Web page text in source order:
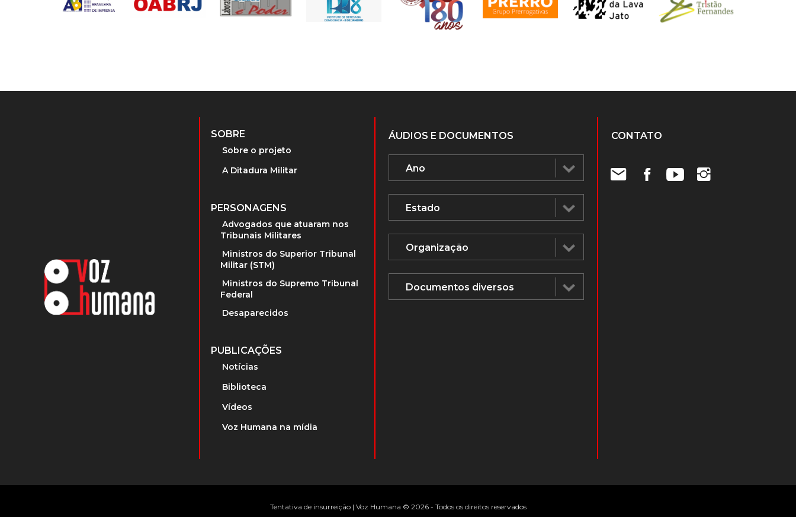
SOBRE
Sobre o projeto
A Ditadura Militar
PERSONAGENS
Advogados que atuaram nos
Tribunais Militares
Ministros do Superior Tribunal
Militar (STM)
Ministros do Supremo Tribunal
Federal
Desaparecidos
PUBLICAÇÕES
Notícias
Biblioteca
Vídeos
Voz Humana na mídia
ÁUDIOS E DOCUMENTOS CONTATO
Tentativa de insurreição | Voz Humana © 2026 - Todos os direitos reservados